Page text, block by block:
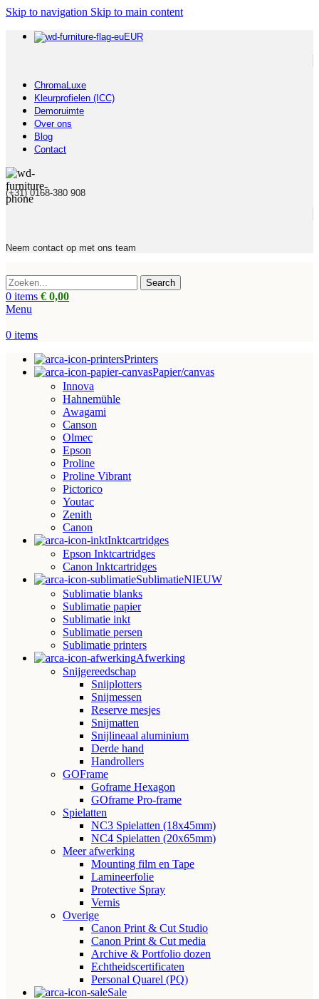
Skip to navigation Skip to main content
EUR
ChromaLuxe
Kleurprofielen (ICC)
Demoruimte
Over ons
Blog
Contact
(+31) 0168-380 908
Neem contact op met ons team
Search
0 items € 0,00
Menu
0 items
Printers
Papier/canvas
Innova
Hahnemühle
Awagami
Canson
Olmec
Epson
Proline
Proline Vibrant
Pictorico
Youtac
Zenith
Canon
Inktcartridges
Epson Inktcartridges
Canon Inktcartridges
SublimatieNIEUW
Sublimatie blanks
Sublimatie papier
Sublimatie inkt
Sublimatie persen
Sublimatie printers
Afwerking
Snijgereedschap
Snijplotters
Snijmessen
Reserve mesjes
Snijmatten
Snijlineaal aluminium
Derde hand
Handrollers
GOFrame
Goframe Hexagon
GOframe Pro-frame
Spielatten
NC3 Spielatten (18x45mm)
NC4 Spielatten (20x65mm)
Meer afwerking
Mounting film en Tape
Lamineerfolie
Protective Spray
Vernis
Overige
Canon Print & Cut Studio
Canon Print & Cut media
Archive & Portfolio dozen
Echtheidscertificaten
Personal Quarel (PQ)
Sale